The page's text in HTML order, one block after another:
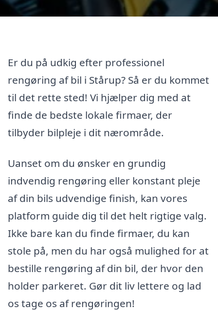
Er du på udkig efter professionel
rengøring af bil i Stårup? Så er du kommet
til det rette sted! Vi hjælper dig med at
finde de bedste lokale firmaer, der
tilbyder bilpleje i dit nærområde.
Uanset om du ønsker en grundig
indvendig rengøring eller konstant pleje
af din bils udvendige finish, kan vores
platform guide dig til det helt rigtige valg.
Ikke bare kan du finde firmaer, du kan
stole på, men du har også mulighed for at
bestille rengøring af din bil, der hvor den
holder parkeret. Gør dit liv lettere og lad
os tage os af rengøringen!